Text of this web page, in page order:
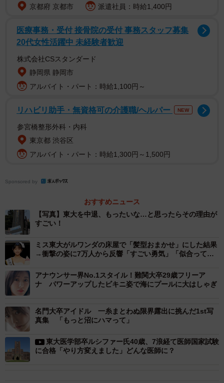
しのさんは高校卒業後、イギリスの オックスフォード大
金の合否も夏以降でないとわからなかったので、ひとまず
東大に通った期間があるということだ。
京都府 京都市
派遣社員：時給1,400円
医療事務・受付 接骨院の受付 事務スタッフ募集
20代女性活躍中 未経験者歓迎
株式会社CSスタンダード
静岡県 静岡市
アルバイト・パート：時給1,100円～
リハビリ助手・無資格可の介護職/ヘルパー NEW
参宮橋整形外科・内科
東京都 渋谷区
アルバイト・パート：時給1,300円～1,500円
Sponsored by
おすすめニュース
【写真】東大を中退、もったいな…と思ったらその理由が
すごい！
ミス東大がルワンダの床屋で「髪型おまかせ」にした結果
→衝撃の姿に7万人から反響「すごい勇気」「似合って
アナウンサー界No.1スタイル！難関大卒29歳フリーア
ナ パワーアップしたビキニ姿で海にプールに大はしゃぎ
名門大卒アイドル 一糸まとわぬ限界露出に挑んだ1st写
真集 「もっと沼にハマって」
東大医学部卒ルシファー氏40歳、7浪経て医師国家試験
に合格「やり方変えました」どんな医師に？